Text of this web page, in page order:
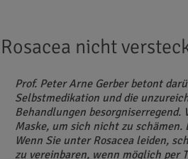
Rosacea nicht
Prof. Peter Arne Gerber betont
Selbstmedikation und die
Behandlungen
Maske, um sich nicht zu schämen.
Wenn Sie unter Rosacea leiden,
zu vereinbaren, wenn möglich per